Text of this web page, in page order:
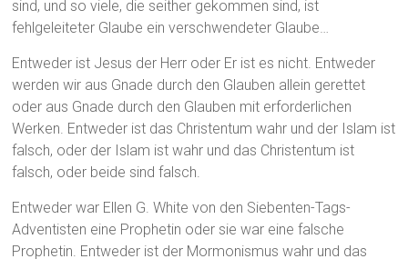
sind, und so viele, die seither gekommen sind, ist
fehlgeleiteter Glaube ein verschwendeter Glaube…
Entweder ist Jesus der Herr oder Er ist es nicht. Entweder
werden wir aus Gnade durch den Glauben allein gerettet
oder aus Gnade durch den Glauben mit erforderlichen
Werken. Entweder ist das Christentum wahr und der Islam ist
falsch, oder der Islam ist wahr und das Christentum ist
falsch, oder beide sind falsch.
Entweder war Ellen G. White von den Siebenten-Tags-
Adventisten eine Prophetin oder sie war eine falsche
Prophetin. Entweder ist der Mormonismus wahr und das